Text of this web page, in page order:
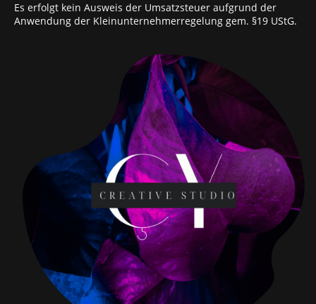
Es erfolgt kein Ausweis der Umsatzsteuer aufgrund der
Anwendung der Kleinunternehmerregelung gem. §19 UStG.